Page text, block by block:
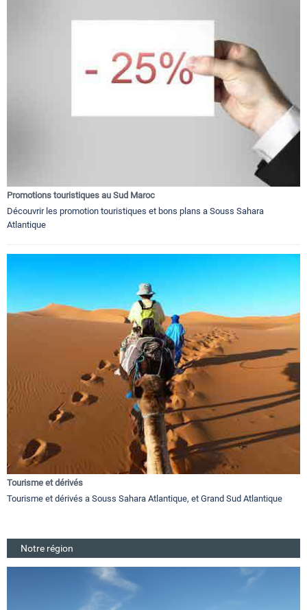
Promotions touristiques au Sud Maroc
Découvrir les promotion touristiques et bons plans a Souss Sahara
Atlantique
Tourisme et dérivés
Tourisme et dérivés a Souss Sahara Atlantique, et Grand Sud Atlantique
Notre région